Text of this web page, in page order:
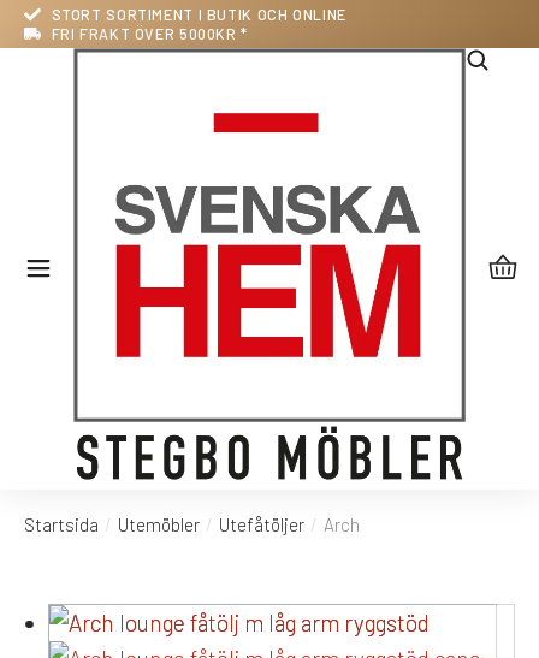
STORT SORTIMENT I BUTIK OCH ONLINE
FRI FRAKT ÖVER 5000KR *
Du är här:
Startsida Utemöbler Utefåtöljer Arch